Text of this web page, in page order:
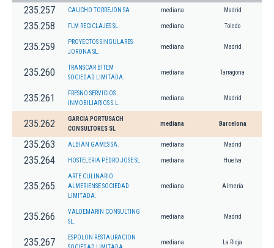
235.257 CAUCHO TORREJON SA mediana Madrid
235.258 FLM RECICLAJES SL. mediana Toledo
235.259
PROYECTOS SINGULARES
JORONA SL.
mediana Madrid
235.260
TRANSCAR BITEM
SOCIEDAD LIMITADA.
mediana Tarragona
235.261
FRESNO SERVICIOS
INMOBILIARIOS S.L.
mediana Madrid
235.262
GARCIA PORTUSACH
CONSULTORES SL
mediana Barcelona
235.263 ALBIAN GAMES SA. mediana Madrid
235.264 HOSTELERIA PEDRO JOSE SL mediana Huelva
235.265
ARTE CULINARIO
ALMERIENSE SOCIEDAD
LIMITADA.
mediana Almería
235.266
VALDEMARIN CONSULTING
SL.
mediana Madrid
235.267
ESPOLON RESTAURACION
mediana La Rioja